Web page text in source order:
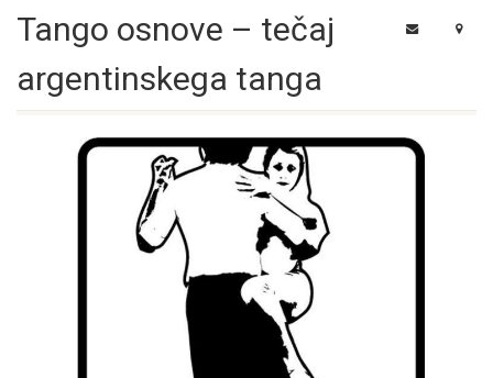
Tango osnove – tečaj
argentinskega tanga